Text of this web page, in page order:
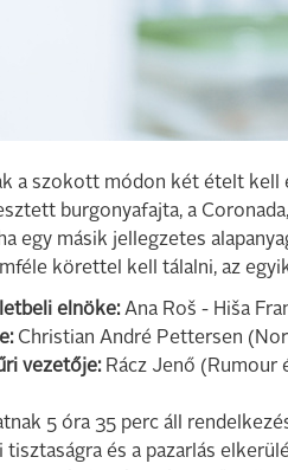
a szokott módon két ételt kell
burgonyafajta, a
egy másik jellegzetes
körettel kell tálalni, az
elnöke:Ana Roš - Hiša
Christian André Pettersen
vezetője:Rácz Jenő (Rumour
5 óra 35 perc áll
tisztaságra és a pazarlás